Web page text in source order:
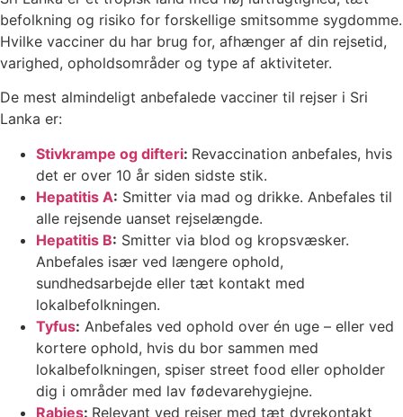
befolkning og risiko for forskellige smitsomme sygdomme.
Hvilke vacciner du har brug for, afhænger af din rejsetid,
varighed, opholdsområder og type af aktiviteter.
De mest almindeligt anbefalede vacciner til rejser i Sri
Lanka er:
Stivkrampe og difteri: Revaccination anbefales, hvis
det er over 10 år siden sidste stik.
Hepatitis A: Smitter via mad og drikke. Anbefales til
alle rejsende uanset rejselængde.
Hepatitis B: Smitter via blod og kropsvæsker.
Anbefales især ved længere ophold,
sundhedsarbejde eller tæt kontakt med
lokalbefolkningen.
Tyfus: Anbefales ved ophold over én uge – eller ved
kortere ophold, hvis du bor sammen med
lokalbefolkningen, spiser street food eller opholder
dig i områder med lav fødevarehygiejne.
Rabies: Relevant ved rejser med tæt dyrekontakt